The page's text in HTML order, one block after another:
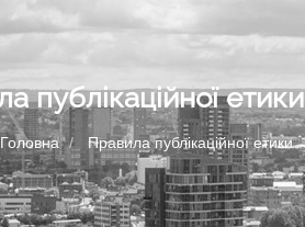
публікаційної етики
Головна Правила публікаційної етики